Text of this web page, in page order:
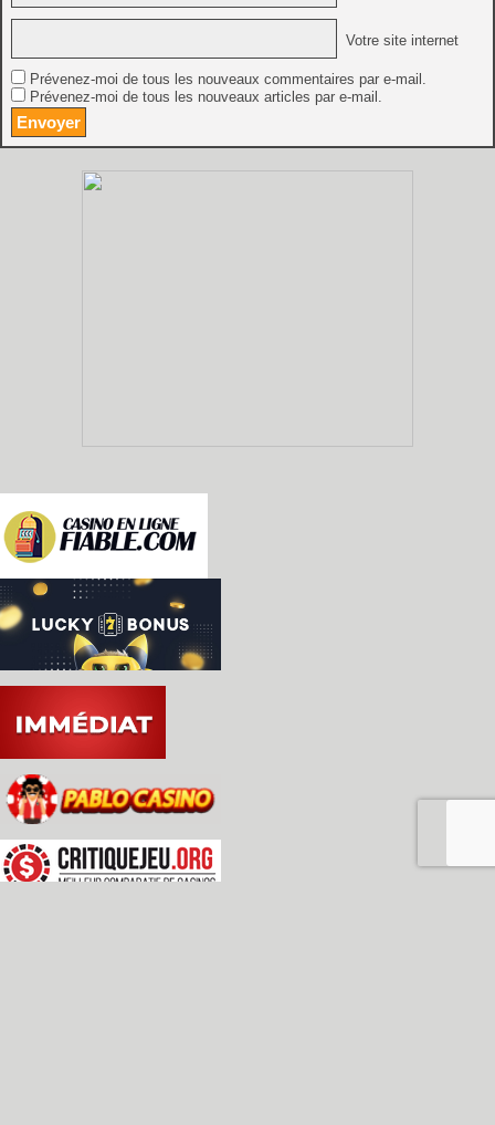
Votre site internet
Prévenez-moi de tous les nouveaux commentaires par e-mail.
Prévenez-moi de tous les nouveaux articles par e-mail.